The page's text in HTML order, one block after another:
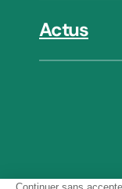
Actus